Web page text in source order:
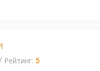
Рейтинг: 5